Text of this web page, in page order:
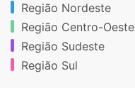
Região Nordeste
Região Centro-Oeste
Região Sudeste
Região Sul